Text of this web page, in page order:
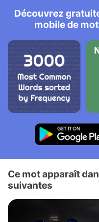
Découvrez
mobile de
Ce mot apparaît
suivantes